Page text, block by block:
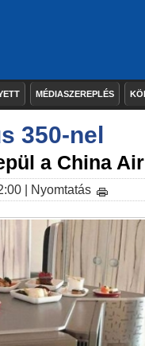
MÉDIASZEREPLÉS
350-nel
a China
| Nyomtatás